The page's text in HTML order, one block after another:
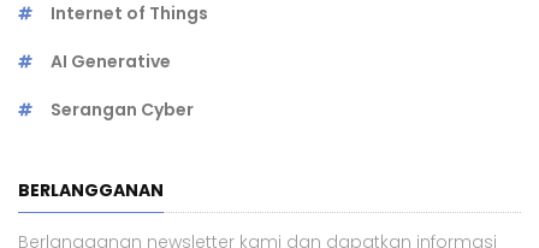
Internet of Things
AI Generative
Serangan Cyber
BERLANGGANAN
Berlangganan newsletter kami dan dapatkan informasi